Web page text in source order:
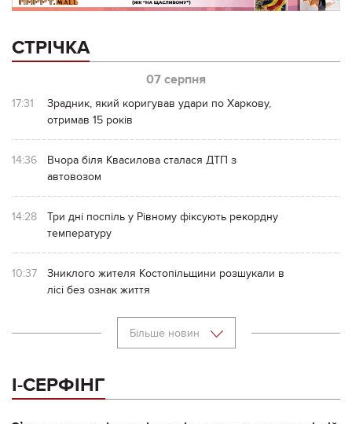
СТРІЧКА
07 серпня
17:31
Зрадник, який коригував удари по Харкову,
отримав 15 років
14:36
Вчора біля Квасилова сталася ДТП з
автовозом
14:28
Три дні поспіль у Рівному фіксують рекордну
температуру
10:37
Зниклого жителя Костопільщини розшукали в
лісі без ознак життя
Більше новин
І-СЕРФІНГ